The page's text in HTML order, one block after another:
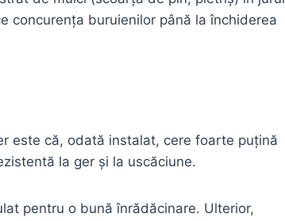
concurența buruienilor până la închiderea
este că, odată instalat, cere foarte puțină
la ger și la uscăciune.
pentru o bună înrădăcinare. Ulterior,